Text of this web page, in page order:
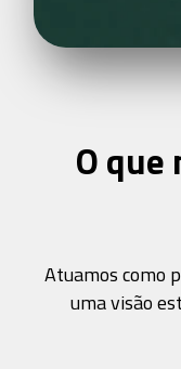
O que
Atuamos como
uma visão